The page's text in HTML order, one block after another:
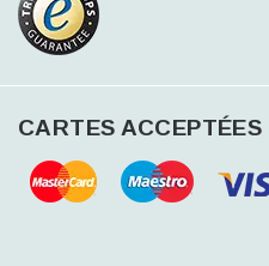
CARTES ACCEPTÉES